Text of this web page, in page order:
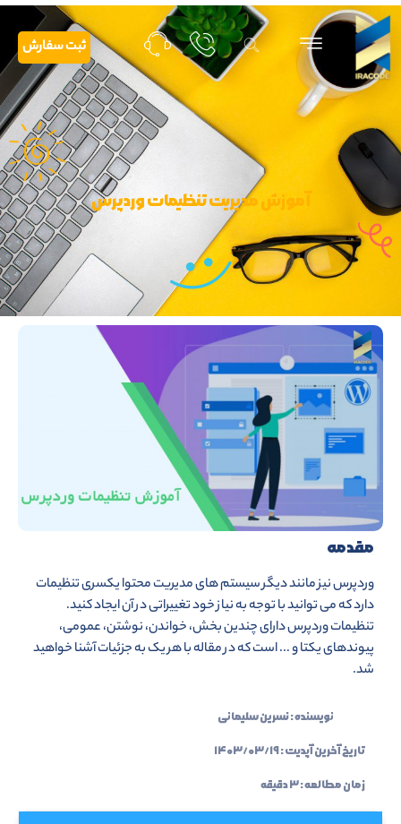
ثبت سفارش
آموزش مدیریت تنظیمات وردپرس
مقدمه
وردپرس نیز مانند دیگر سیستم های مدیریت محتوا یکسری تنظیمات
دارد که می توانید با توجه به نیاز خود تغییراتی در آن ایجاد کنید.
تنظیمات وردپرس دارای چندین بخش، خواندن، نوشتن، عمومی،
پیوندهای یکتا و ... است که در مقاله با هر یک به جزئیات آشنا خواهید
شد.
نویسنده :نسرین سلیمانی
تاریخ آخرین آپدیت :۱۴۰۳/۰۳/۱۹
زمان مطالعه : ۳ دقیقه